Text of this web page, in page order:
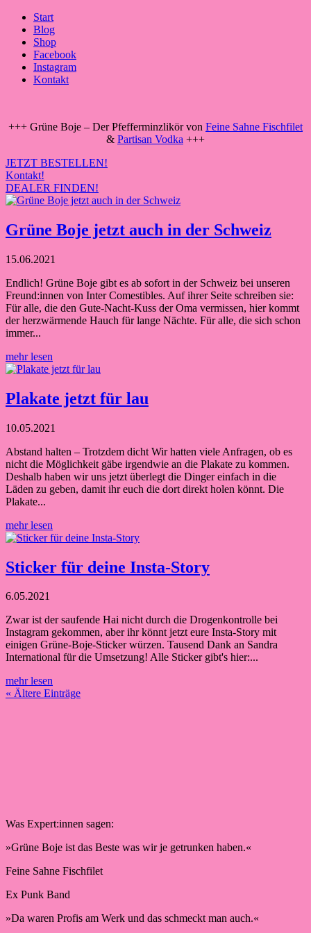
Start
Blog
Shop
Facebook
Instagram
Kontakt
+++ Grüne Boje – Der Pfefferminzlikör von Feine Sahne Fischfilet
& Partisan Vodka +++
JETZT BESTELLEN!
Kontakt!
DEALER FINDEN!
Grüne Boje jetzt auch in der Schweiz
15.06.2021
Endlich! Grüne Boje gibt es ab sofort in der Schweiz bei unseren
Freund:innen von Inter Comestibles. Auf ihrer Seite schreiben sie:
Für alle, die den Gute-Nacht-Kuss der Oma vermissen, hier kommt
der herzwärmende Hauch für lange Nächte. Für alle, die sich schon
immer...
mehr lesen
Plakate jetzt für lau
10.05.2021
Abstand halten – Trotzdem dicht Wir hatten viele Anfragen, ob es
nicht die Möglichkeit gäbe irgendwie an die Plakate zu kommen.
Deshalb haben wir uns jetzt überlegt die Dinger einfach in die
Läden zu geben, damit ihr euch die dort direkt holen könnt. Die
Plakate...
mehr lesen
Sticker für deine Insta-Story
6.05.2021
Zwar ist der saufende Hai nicht durch die Drogenkontrolle bei
Instagram gekommen, aber ihr könnt jetzt eure Insta-Story mit
einigen Grüne-Boje-Sticker würzen. Tausend Dank an Sandra
International für die Umsetzung! Alle Sticker gibt's hier:...
mehr lesen
« Ältere Einträge
Was Expert:innen sagen:
»Grüne Boje ist das Beste was wir je getrunken haben.«
Feine Sahne Fischfilet
Ex Punk Band
»Da waren Profis am Werk und das schmeckt man auch.«